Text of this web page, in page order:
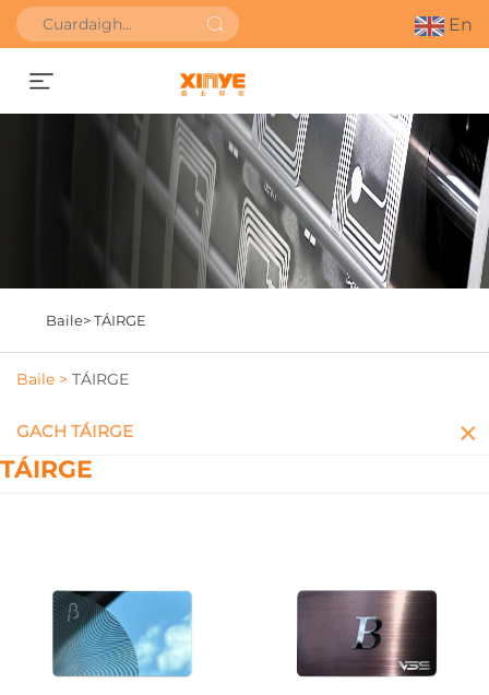
En
Faigh Uathbhreithniú
Baile>TÁIRGE
Baile > TÁIRGE
GACH TÁIRGE
TÁIRGE